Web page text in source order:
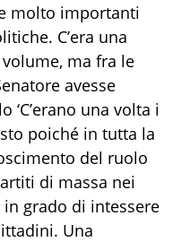
molto importanti
C’era una
ma fra le
avesse
una volta i
poiché in tutta la
del ruolo
di massa nei
grado di intessere
Una